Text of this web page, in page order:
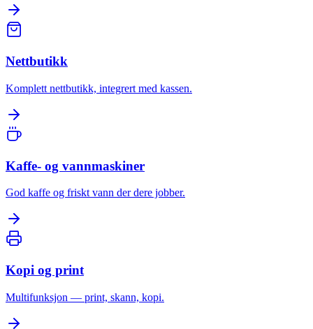
Nettbutikk
Komplett nettbutikk, integrert med kassen.
Kaffe- og vannmaskiner
God kaffe og friskt vann der dere jobber.
Kopi og print
Multifunksjon — print, skann, kopi.